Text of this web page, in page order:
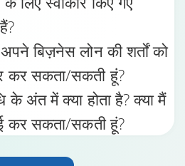
बिज़नेस लोन की शर्तों को
कर सकता/सकती हूं?
के अंत में क्या होता है? क्या मैं
कर सकता/सकती हूं?